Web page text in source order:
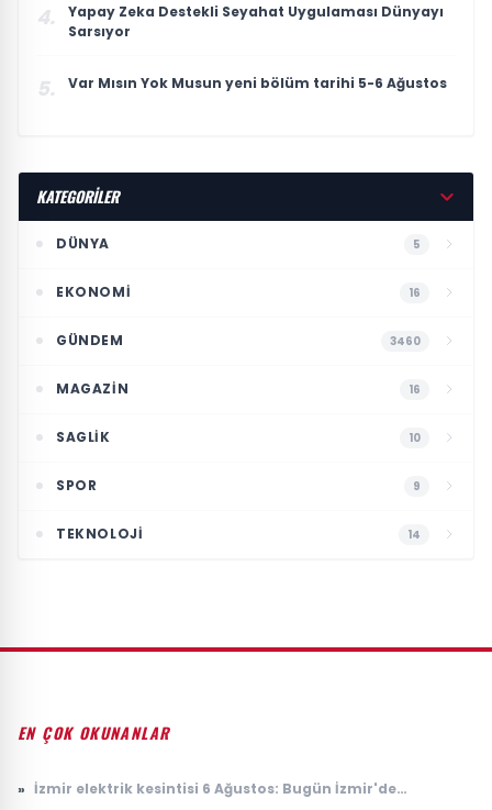
4.
Yapay Zeka Destekli Seyahat Uygulaması Dünyayı
Sarsıyor
5. Var Mısın Yok Musun yeni bölüm tarihi 5-6 Ağustos
KATEGORİLER
DÜNYA 5
EKONOMI 16
GÜNDEM 3460
MAGAZIN 16
SAGLIK 10
SPOR 9
TEKNOLOJI 14
EN ÇOK OKUNANLAR
» İzmir elektrik kesintisi 6 Ağustos: Bugün İzmir'de